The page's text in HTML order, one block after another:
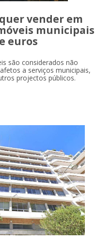
vender em
municipais
euros
são considerados não
a serviços municipais,
projectos públicos.